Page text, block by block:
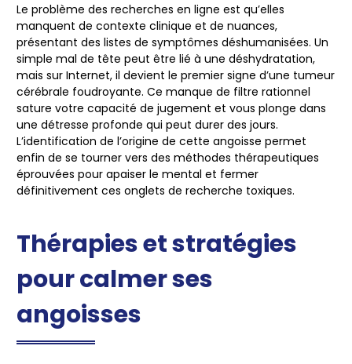
Le problème des recherches en ligne est qu’elles
manquent de contexte clinique et de nuances,
présentant des listes de symptômes déshumanisées. Un
simple mal de tête peut être lié à une déshydratation,
mais sur Internet, il devient le premier signe d’une tumeur
cérébrale foudroyante. Ce manque de filtre rationnel
sature votre capacité de jugement et vous plonge dans
une détresse profonde qui peut durer des jours.
L’identification de l’origine de cette angoisse permet
enfin de se tourner vers des méthodes thérapeutiques
éprouvées pour apaiser le mental et fermer
définitivement ces onglets de recherche toxiques.
Thérapies et stratégies
pour calmer ses
angoisses